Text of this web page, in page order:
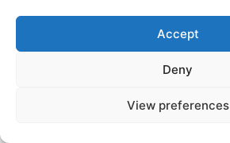
Accept
Deny
View preferences